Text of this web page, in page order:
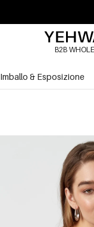
B2B
Imballo & Esposizione